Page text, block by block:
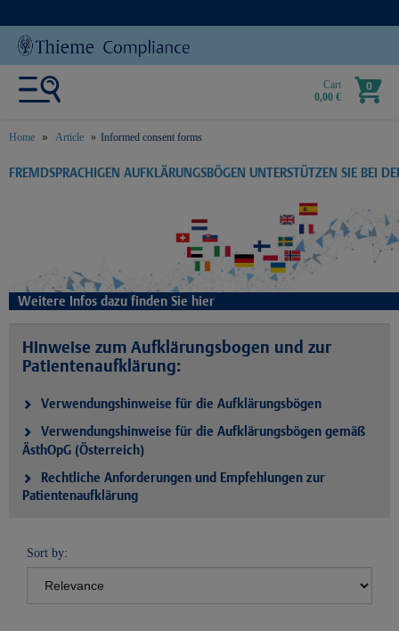
Cart
0,00 €
0
Home Article Informed consent forms
text.skipToContent
text.skipToNavigation
FREMDSPRACHIGEN AUFKLÄRUNGSBÖGEN UNTERSTÜTZEN SIE BEI
Weitere Infos dazu finden Sie hier
Hinweise zum Aufklärungsbogen und zur
Patientenaufklärung:
Verwendungshinweise für die Aufklärungsbögen
Verwendungshinweise für die Aufklärungsbögen gemäß
ÄsthOpG (Österreich)
Rechtliche Anforderungen und Empfehlungen zur
Patientenaufklärung
Sort by: